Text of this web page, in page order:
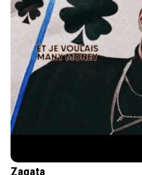
Zagata